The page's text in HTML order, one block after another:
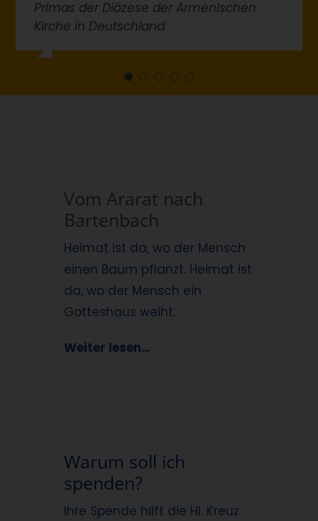
Primas der Diözese der Armenischen
Kirche in Deutschland
stattfinden wie ökumenische
Begegnungen. Sie werden das Leben in
unserem Göppinger Stadtbezirk
Bartenbach bereichern und auch einen
integrativen Beitrag leisten.
Sarah Schweizer (MdL),
CDU-Landtagsabgeordnete im Wahlkreis
Vom Ararat nach
Bartenbach
Heimat ist da, wo der Mensch
einen Baum pflanzt. Heimat ist
da, wo der Mensch ein
Gotteshaus weiht.
Weiter lesen…
Warum soll ich
spenden?
Ihre Spende hilft die Hl. Kreuz